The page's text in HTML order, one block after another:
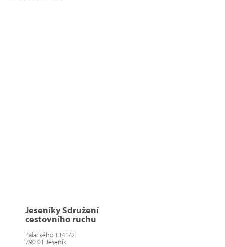
Jeseníky Sdružení
cestovního ruchu
Palackého 1341/2
790 01 Jeseník